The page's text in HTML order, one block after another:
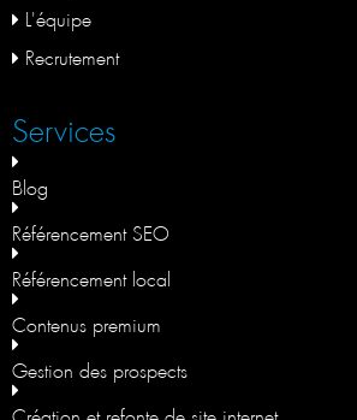
L'équipe
Recrutement
Services
Blog
Référencement SEO
Référencement local
Contenus premium
Gestion des prospects
Création et refonte de site internet